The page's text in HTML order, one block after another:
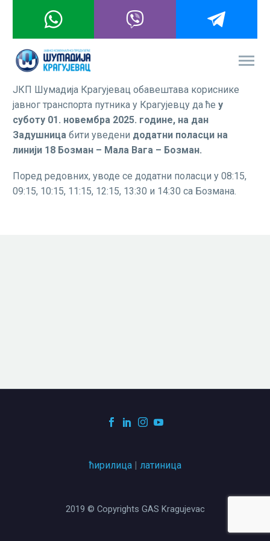
ЈКП Шумадија Крагујевац обавештава кориснике
јавног транспорта путника у Крагујевцу да ће у
суботу 01. новембра 2025. године, на дан
Задушница бити уведени додатни поласци на
линији 18 Бозман – Мала Вага – Бозман.
Поред редовних, уводе се додатни поласци у 08:15,
09:15, 10:15, 11:15, 12:15, 13:30 и 14:30 са Бозмана.
ћирилица| латиница
2019 © Copyrights GAS Kragujevac